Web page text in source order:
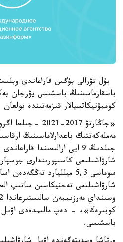
بۇل تۋرالى بۇگىن قاراعاندى
باسقارماسىنىڭ باسشىسى يۋرجان
كوممۋنيكاتسيالار قىزمەتىندە
«جاڭارتۋ 2017-
مەملەكەتتىك باعدارلاماسىنىڭ
جىلدىڭ 9 ايى ارالىعىندا
شارۋاشىلىعى كاسىپورىندارى
شارۋاشىلىعى تەحنيكاسىن ساتىپ
كوبىرەك»، - دەپ مالىمدەدى اۋىل
باسشىسى.